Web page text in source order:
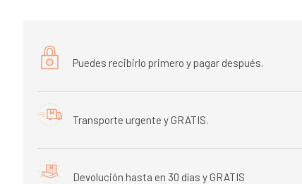
Puedes recibirlo primero y pagar después.
Transporte urgente y GRATIS.
Devolución hasta en 30 días y GRATIS